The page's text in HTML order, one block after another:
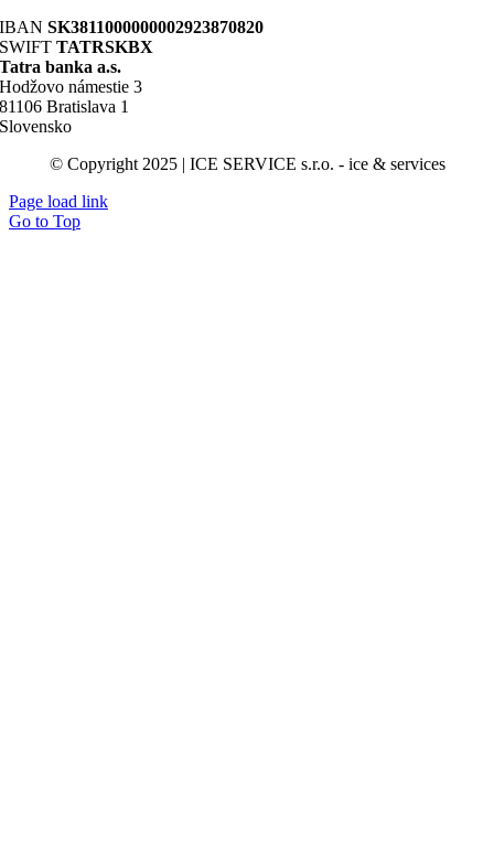
IBANSK3811000000002923870820
SWIFT TATRSKBX
Tatra banka a.s.
Hodžovo námestie 3
81106 Bratislava 1
Slovensko
© Copyright 2025 | ICE SERVICE s.r.o. - ice & services
Page load link
Go to Top